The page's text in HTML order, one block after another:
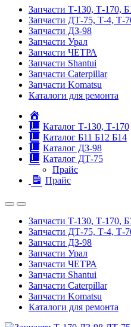
Запчасти Т-130, Т-170,
Запчасти ДТ-75, Т-4, Т-
Запчасти ДЗ-98
Запчасти Урал
Запчасти ЧЕТРА
Запчасти Shantui
Запчасти Caterpillar
Запчасти Komatsu
Каталоги для ремонта
Каталог Т-130, Т-170
Каталог Б11 Б12 Б14
Каталог ДЗ-98
Каталог ДТ-75
Прайс
Прайс
Запчасти Т-130, Т-170,
Запчасти ДТ-75, Т-4, Т-
Запчасти ДЗ-98
Запчасти Урал
Запчасти ЧЕТРА
Запчасти Shantui
Запчасти Caterpillar
Запчасти Komatsu
Каталоги для ремонта